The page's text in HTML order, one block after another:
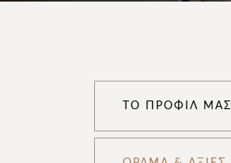
ΤΟ ΠΡΟΦΊΛ ΜΑΣ